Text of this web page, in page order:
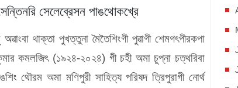
সেলেব্রেসন পাঙথোকখ্রে
থাক্তা পুখত্তুনা মৈতৈশিংগী পুৱাগী শেমগৎপীরকপা
কমলজিৎ (১৯২৪-২০২৪) গী চহী অমা চুপ্না চত্থরিবা
থৌরম অমা মণিপুরী সাহিত্য পরিষদ ত্রিপুরাগী নোর্থ